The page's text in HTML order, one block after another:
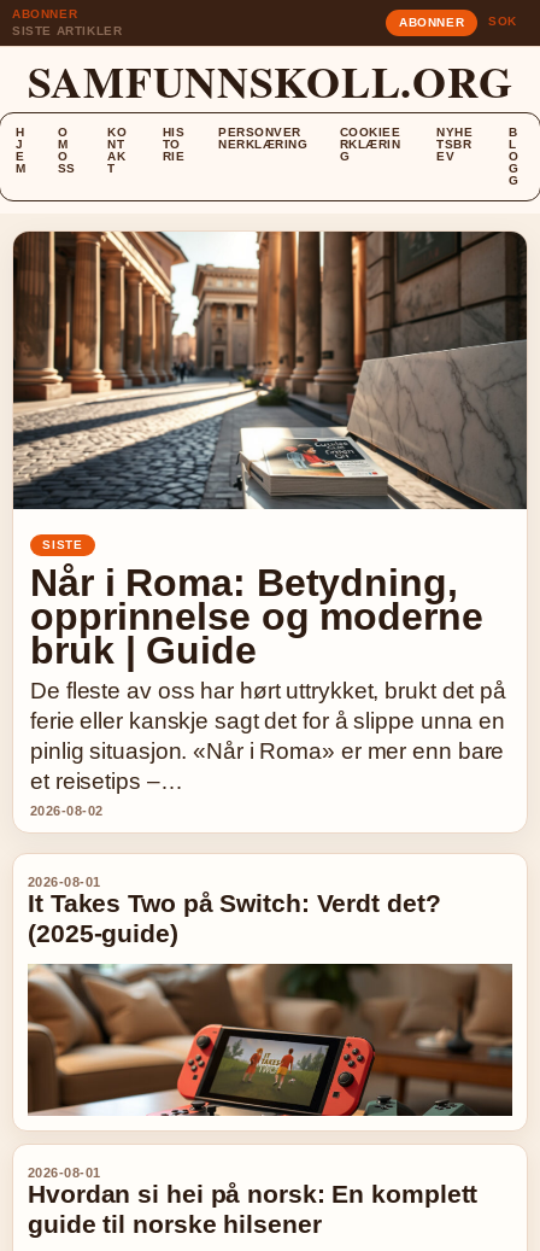
ABONNER
SISTE ARTIKLER
ABONNER SOK
SAMFUNNSKOLL.ORG
H
J
E
M
O
M
O
SS
KO
NT
AK
T
HIS
TO
RIE
PERSONVER
NERKLÆRING
COOKIEE
RKLÆRIN
G
NYHE
TSBR
EV
B
L
O
G
G
SISTE
Når i Roma: Betydning,
opprinnelse og moderne
bruk | Guide
De fleste av oss har hørt uttrykket, brukt det på
ferie eller kanskje sagt det for å slippe unna en
pinlig situasjon. «Når i Roma» er mer enn bare
et reisetips –…
2026-08-02
2026-08-01
It Takes Two på Switch: Verdt det?
(2025-guide)
2026-08-01
Hvordan si hei på norsk: En komplett
guide til norske hilsener